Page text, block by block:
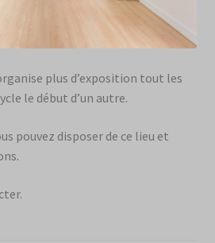
plus d’exposition tout les
le début d’un autre.
pouvez disposer de ce lieu et